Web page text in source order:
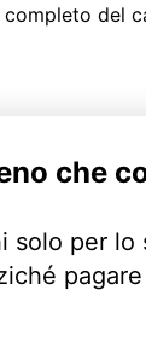
del
che
solo per lo